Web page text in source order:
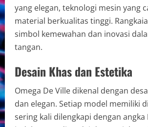
yang elegan, teknologi mesin yang
material berkualitas tinggi.
simbol kemewahan dan inovasi
tangan.
Desain Khas dan Estetika
Omega De Ville dikenal dengan
dan elegan. Setiap model memiliki
sering kali dilengkapi dengan angka